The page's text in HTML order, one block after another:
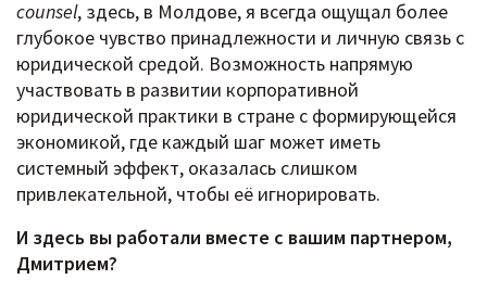
counsel, здесь, в Молдове, я всегда ощущал более
глубокое чувство принадлежности и личную связь с
юридической средой. Возможность напрямую
участвовать в развитии корпоративной
юридической практики в стране с формирующейся
экономикой, где каждый шаг может иметь
системный эффект, оказалась слишком
привлекательной, чтобы её игнорировать.
И здесь вы работали вместе с вашим партнером,
Дмитрием?